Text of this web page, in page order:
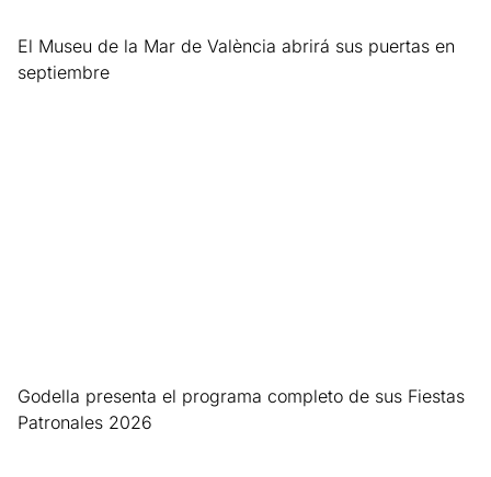
El Museu de la Mar de València abrirá sus puertas en
septiembre
Godella presenta el programa completo de sus Fiestas
Patronales 2026